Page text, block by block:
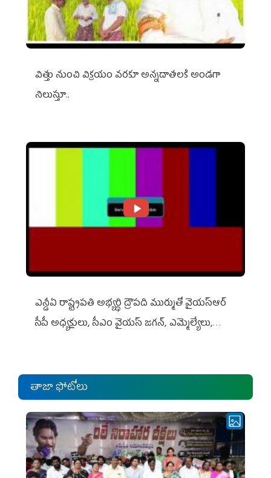
విత్తు నుంచి విక్రయం వరకూ అన్నదాతలకి అండగా
నిలుస్తూ..
ఎన్డీఏ రాష్ట్ర‌ప‌తి అభ్య‌ర్థి ద్రౌప‌ది ముర్ముతో వైయ‌స్ఆర్
సీపీ అధ్య‌క్షులు, సీఎం వైయ‌స్ జ‌గ‌న్, ఎమ్మెల్యేలు,
తాజా ఫోటోలు